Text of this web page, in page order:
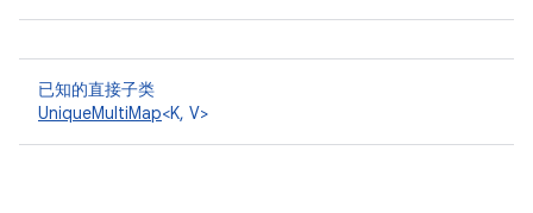
已知的直接子类
UniqueMultiMap<K, V>